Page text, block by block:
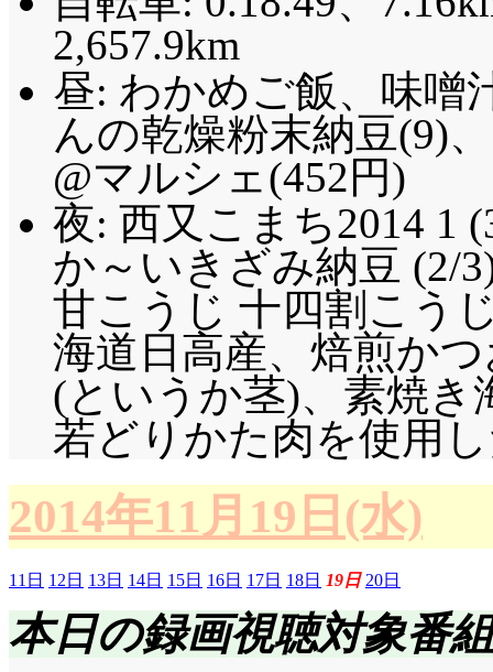
2,657.9km
昼: わかめご飯、味噌
んの乾燥粉末納豆(9)
@マルシェ(452円)
夜: 西又こまち2014 1
か～いきざみ納豆 (2/
甘こうじ 十四割こう
海道日高産、焙煎か
(というか茎)、素焼き
若どりかた肉を使用
2014年11月19日(水)
11日 12日 13日 14日 15日 16日 17日 18日 19日 20日
本日の録画視聴対象番組